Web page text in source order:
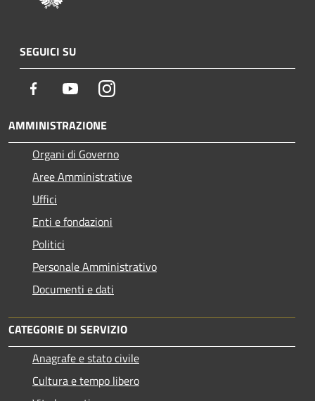
SEGUICI SU
Facebook YoutubeInstagram
AMMINISTRAZIONE
Organi di Governo
Aree Amministrative
Uffici
Enti e fondazioni
Politici
Personale Amministrativo
Documenti e dati
CATEGORIE DI SERVIZIO
Anagrafe e stato civile
Cultura e tempo libero